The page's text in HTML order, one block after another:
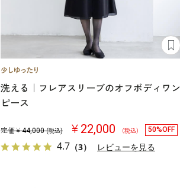
洗える｜フレアスリーブのオフボディワン
ピース
定価￥44,000 (税込) ￥22,000 （税込） 50%OFF
4.7（3） レビューを見る